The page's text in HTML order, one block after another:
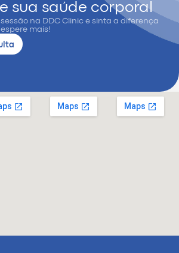
sua saúde corporal
na DDC Clinic e sinta a diferença
mais!